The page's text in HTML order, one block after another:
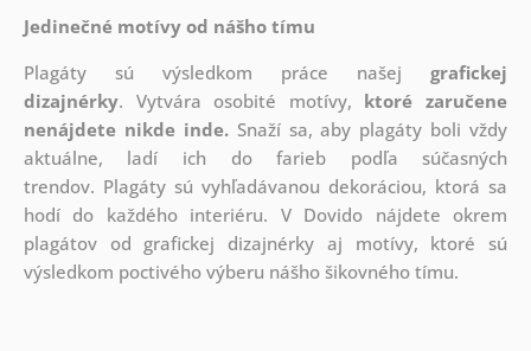
Jedinečné motívy od nášho tímu
Plagáty sú výsledkom práce našejgrafickej
dizajnérky. Vytvára osobité motívy, ktoré zaručene
nenájdete nikde inde.Snaží sa, aby plagáty boli vždy
aktuálne, ladí ich do farieb podľa súčasných
trendov. Plagáty sú vyhľadávanou dekoráciou, ktorá sa
hodí do každého interiéru. V Dovido nájdete okrem
plagátov od grafickej dizajnérky aj motívy, ktoré sú
výsledkom poctivého výberu nášho šikovného tímu.